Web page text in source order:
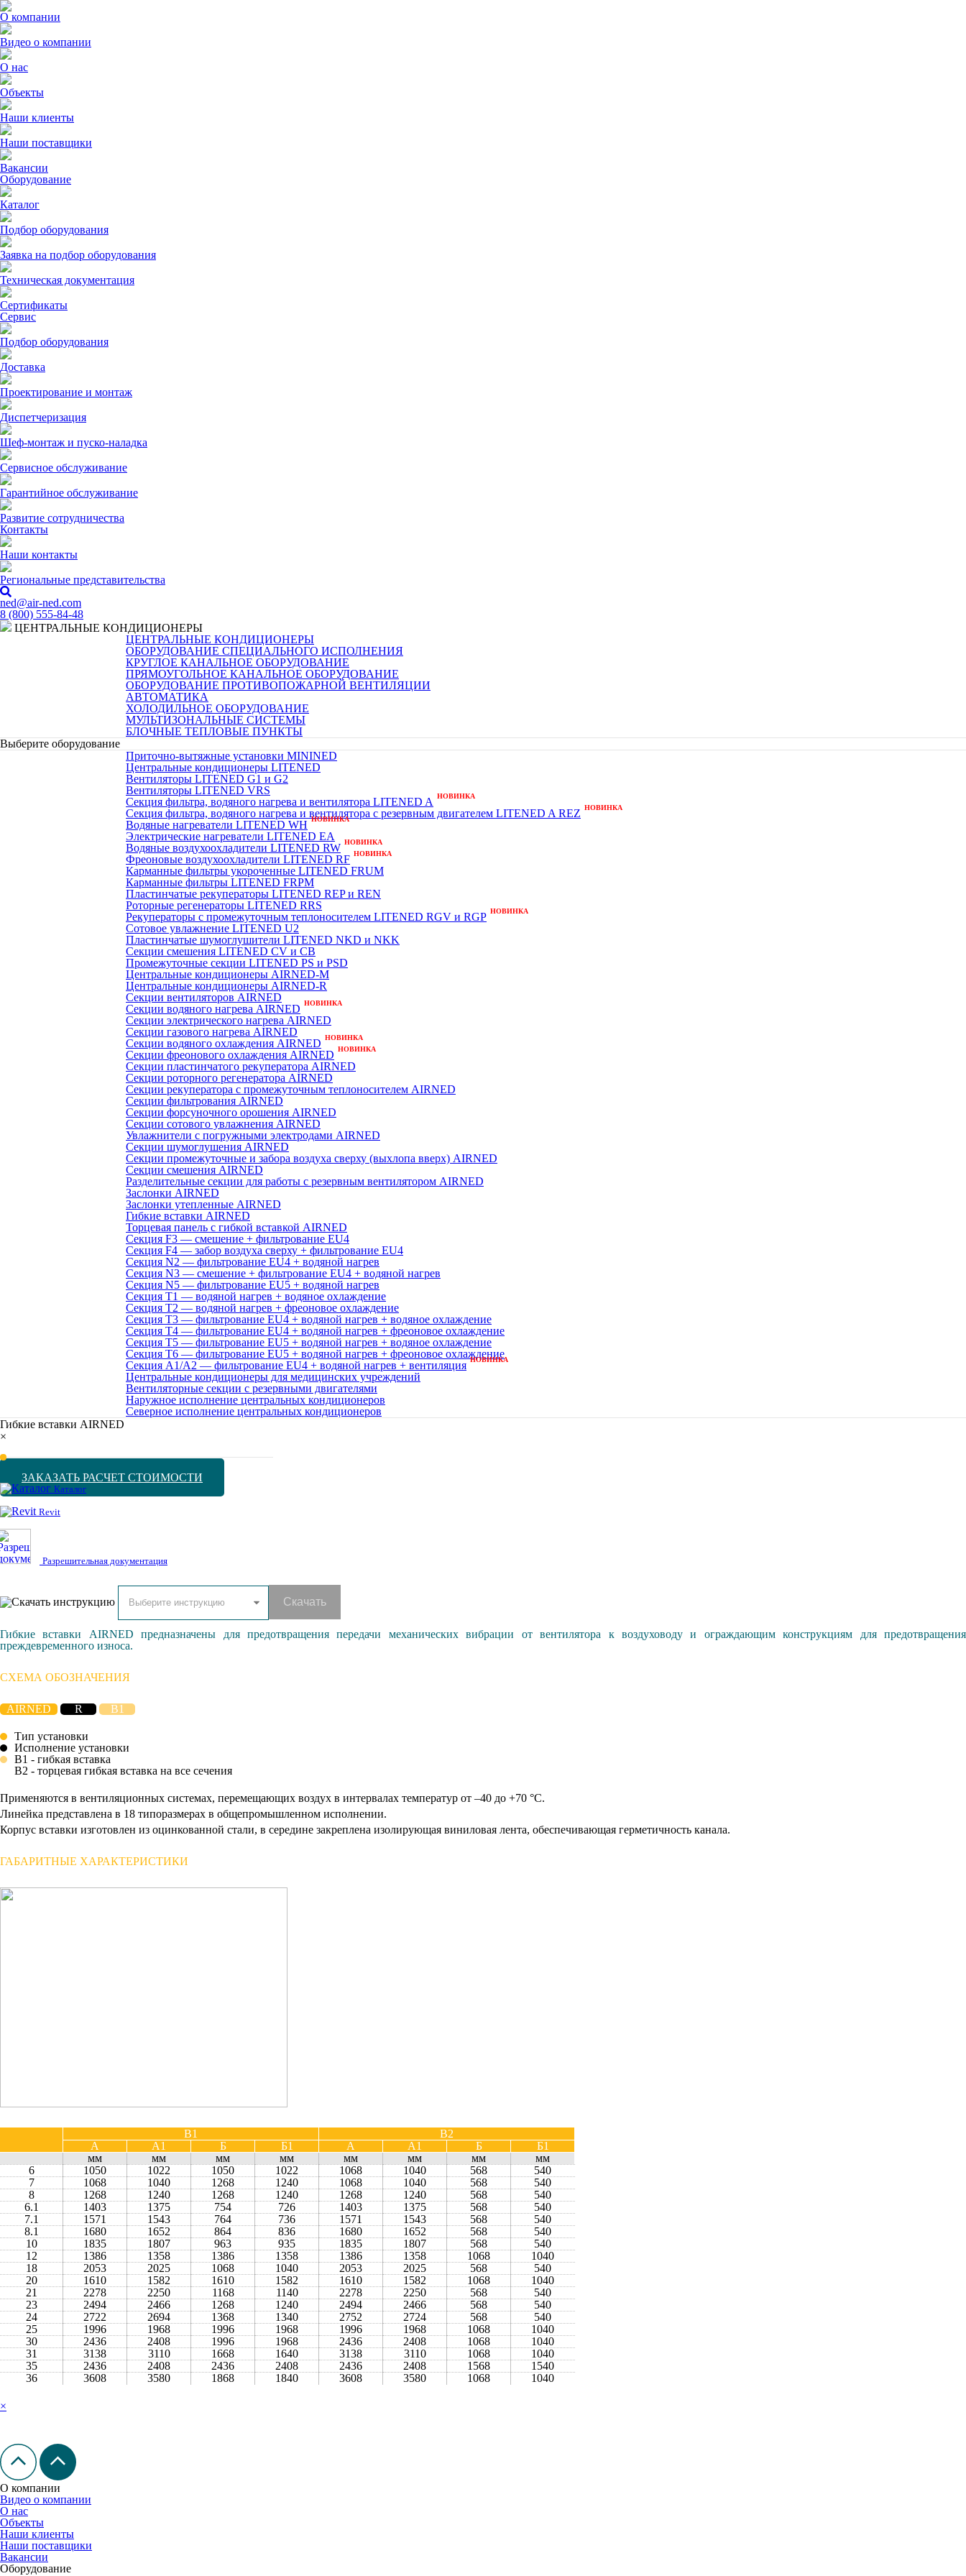
О компании
Видео о компании
О нас
Объекты
Наши клиенты
Наши поставщики
Вакансии
Оборудование
Каталог
Подбор оборудования
Заявка на подбор оборудования
Техническая документация
Сертификаты
Сервис
Подбор оборудования
Доставка
Проектирование и монтаж
Диспетчеризация
Шеф-монтаж и пуско-наладка
Сервисное обслуживание
Гарантийное обслуживание
Развитие сотрудничества
Контакты
Наши контакты
Региональные представительства
ned@air-ned.com
8 (800) 555-84-48
ЦЕНТРАЛЬНЫЕ КОНДИЦИОНЕРЫ
ЦЕНТРАЛЬНЫЕ КОНДИЦИОНЕРЫ
ОБОРУДОВАНИЕ СПЕЦИАЛЬНОГО ИСПОЛНЕНИЯ
КРУГЛОЕ КАНАЛЬНОЕ ОБОРУДОВАНИЕ
ПРЯМОУГОЛЬНОЕ КАНАЛЬНОЕ ОБОРУДОВАНИЕ
ОБОРУДОВАНИЕ ПРОТИВОПОЖАРНОЙ ВЕНТИЛЯЦИИ
АВТОМАТИКА
ХОЛОДИЛЬНОЕ ОБОРУДОВАНИЕ
МУЛЬТИЗОНАЛЬНЫЕ СИСТЕМЫ
БЛОЧНЫЕ ТЕПЛОВЫЕ ПУНКТЫ
Выберите оборудование
Приточно-вытяжные установки MININED
Центральные кондиционеры LITENED
Вентиляторы LITENED G1 и G2
Вентиляторы LITENED VRS
Секция фильтра, водяного нагрева и вентилятора LITENED A
НОВИНКА
Секция фильтра, водяного нагрева и вентилятора с резервным двигателем LITENED A REZ НОВИНКА
Водяные нагреватели LITENED WH НОВИНКА
Электрические нагреватели LITENED EA
Водяные воздухоохладители LITENED RW НОВИНКА
Фреоновые воздухоохладители LITENED RF НОВИНКА
Карманные фильтры укороченные LITENED FRUM
Карманные фильтры LITENED FRPM
Пластинчатые рекуператоры LITENED REP и REN
Роторные регенераторы LITENED RRS
Рекуператоры с промежуточным теплоносителем LITENED RGV и RGP НОВИНКА
Сотовое увлажнение LITENED U2
Пластинчатые шумоглушители LITENED NKD и NKK
Секции смешения LITENED CV и CB
Промежуточные секции LITENED PS и PSD
Центральные кондиционеры AIRNED-M
Центральные кондиционеры AIRNED-R
Секции вентиляторов AIRNED
Секции водяного нагрева AIRNED НОВИНКА
Секции электрического нагрева AIRNED
Секции газового нагрева AIRNED
Секции водяного охлаждения AIRNED НОВИНКА
Секции фреонового охлаждения AIRNED НОВИНКА
Секции пластинчатого рекуператора AIRNED
Cекции роторного регенератора AIRNED
Секции рекуператора с промежуточным теплоносителем AIRNED
Секции фильтрования AIRNED
Секции форсуночного орошения AIRNED
Секции сотового увлажнения AIRNED
Увлажнители с погружными электродами AIRNED
Секции шумоглушения AIRNED
Секции промежуточные и забора воздуха сверху (выхлопа вверх) AIRNED
Секции смешения AIRNED
Разделительные секции для работы с резервным вентилятором AIRNED
Заслонки AIRNED
Заслонки утепленные AIRNED
Гибкие вставки AIRNED
Торцевая панель с гибкой вставкой AIRNED
Секция F3 — смешение + фильтрование EU4
Секция F4 — забор воздуха сверху + фильтрование EU4
Секция N2 — фильтрование EU4 + водяной нагрев
Секция N3 — смешение + фильтрование EU4 + водяной нагрев
Секция N5 — фильтрование EU5 + водяной нагрев
Секция Т1 — водяной нагрев + водяное охлаждение
Секция Т2 — водяной нагрев + фреоновое охлаждение
Секция Т3 — фильтрование EU4 + водяной нагрев + водяное охлаждение
Секция Т4 — фильтрование EU4 + водяной нагрев + фреоновое охлаждение
Секция Т5 — фильтрование EU5 + водяной нагрев + водяное охлаждение
Секция Т6 — фильтрование EU5 + водяной нагрев + фреоновое охлаждение
Секция A1/A2 — фильтрование EU4 + водяной нагрев + вентиляция НОВИНКА
Центральные кондиционеры для медицинских учреждений
Вентиляторные секции с резервными двигателями
Наружное исполнение центральных кондиционеров
Северное исполнение центральных кондиционеров
Гибкие вставки AIRNED
×
ЗАКАЗАТЬ РАСЧЕТ СТОИМОСТИ
Каталог
Revit
Разрешительная документация
Гибкие вставки AIRNED предназначены для предотвращения передачи механических вибрации от вентилятора к воздуховоду и ограждающим конструкциям для предотвращения
преждевременного износа.
СХЕМА ОБОЗНАЧЕНИЯ
AIRNED R B1
Тип установки
Исполнение установки
B1 - гибкая вставка
B2 - торцевая гибкая вставка на все сечения
Применяются в вентиляционных системах, перемещающих воздух в интервалах температур от –40 до +70 °С.
Линейка представлена в 18 типоразмерах в общепромышленном исполнении.
Корпус вставки изготовлен из оцинкованной стали, в середине закреплена изолирующая виниловая лента, обеспечивающая герметичность канала.
ГАБАРИТНЫЕ ХАРАКТЕРИСТИКИ
B1
B2
А
А1 Б Б1 А А1 Б
Б1
мм
мм мм мм мм мм мм
мм
6
1050 1022 1050 1022 1068 1040 568
540
7
1068 1040 1268 1240 1068 1040 568
540
8
1268 1240 1268 1240 1268 1240 568
540
6.1
1403 1375 754 726 1403 1375 568
540
7.1
1571 1543 764 736 1571 1543 568
540
8.1
1680 1652 864 836 1680 1652 568
540
10
1835 1807 963 935 1835 1807 568
540
12
1386 1358 1386 1358 1386 1358 1068
1040
18
2053 2025 1068 1040 2053 2025 568
540
20
1610 1582 1610 1582 1610 1582 1068
1040
21
2278 2250 1168 1140 2278 2250 568
540
23
2494 2466 1268 1240 2494 2466 568
540
24
2722 2694 1368 1340 2752 2724 568
540
25
1996 1968 1996 1968 1996 1968 1068
1040
30
2436 2408 1996 1968 2436 2408 1068
1040
31
3138 3110 1668 1640 3138 3110 1068
1040
35
2436 2408 2436 2408 2436 2408 1568
1540
36
3608 3580 1868 1840 3608 3580 1068 1040
×
О компании
Видео о компании
О нас
Объекты
Наши клиенты
Наши поставщики
Вакансии
Оборудование